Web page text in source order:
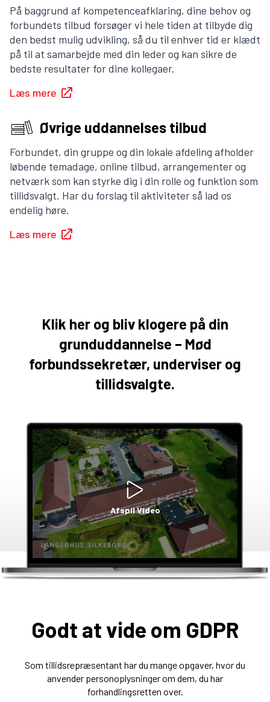
På baggrund af kompetenceafklaring, dine behov og
forbundets tilbud forsøger vi hele tiden at tilbyde dig
den bedst mulig udvikling, så du til enhver tid er klædt
på til at samarbejde med din leder og kan sikre de
bedste resultater for dine kollegaer.
Læs mere
Øvrige uddannelses tilbud
Forbundet, din gruppe og din lokale afdeling afholder
løbende temadage, online tilbud, arrangementer og
netværk som kan styrke dig i din rolle og funktion som
tillidsvalgt. Har du forslag til aktiviteter så lad os
endelig høre.
Læs mere
Klik her og bliv klogere på din
grunduddannelse – Mød
forbundssekretær, underviser og
tillidsvalgte.
Afspil Video
Godt at vide om GDPR
Som tillidsrepræsentant har du mange opgaver, hvor du
anvender personoplysninger om dem, du har
forhandlingsretten over.